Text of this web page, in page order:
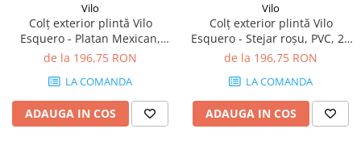
Panouri Decorative
Panouri Decorative SPC
Panouri Decorative Premium
Vilo
Colț exterior plintă Vilo
Esquero - Platan Mexican,
PVC, 20 buc/cutie, compatibil
de la 196,75 RON
LA COMANDA
ADAUGA IN COS
Vilo
Colț exterior plintă Vilo
Esquero - Stejar roșu, PVC, 20
buc/cutie, compatibil plintă
de la 196,75 RON
LA COMANDA
ADAUGA IN COS